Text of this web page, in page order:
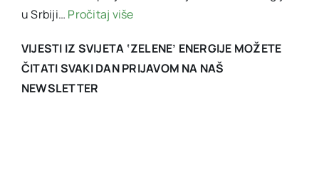
u Srbiji… Pročitaj više
VIJESTI IZ SVIJETA ‘ZELENE’ ENERGIJE MOŽETE
ČITATI SVAKI DAN PRIJAVOM NA NAŠ
NEWSLETTER